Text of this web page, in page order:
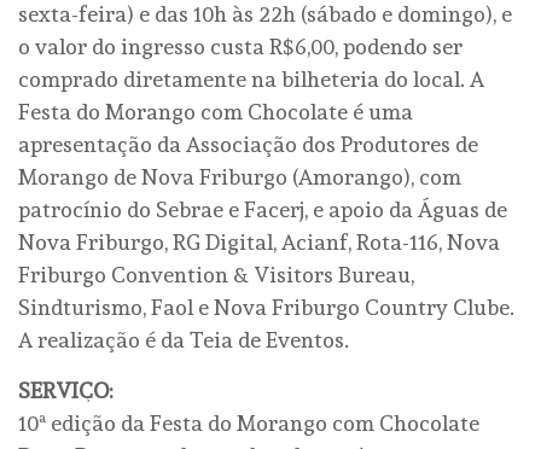
sexta-feira) e das 10h às 22h (sábado e domingo), e
o valor do ingresso custa R$6,00, podendo ser
comprado diretamente na bilheteria do local. A
Festa do Morango com Chocolate é uma
apresentação da Associação dos Produtores de
Morango de Nova Friburgo (Amorango), com
patrocínio do Sebrae e Facerj, e apoio da Águas de
Nova Friburgo, RG Digital, Acianf, Rota-116, Nova
Friburgo Convention & Visitors Bureau,
Sindturismo, Faol e Nova Friburgo Country Clube.
A realização é da Teia de Eventos.
SERVIÇO:
10ª edição da Festa do Morango com Chocolate